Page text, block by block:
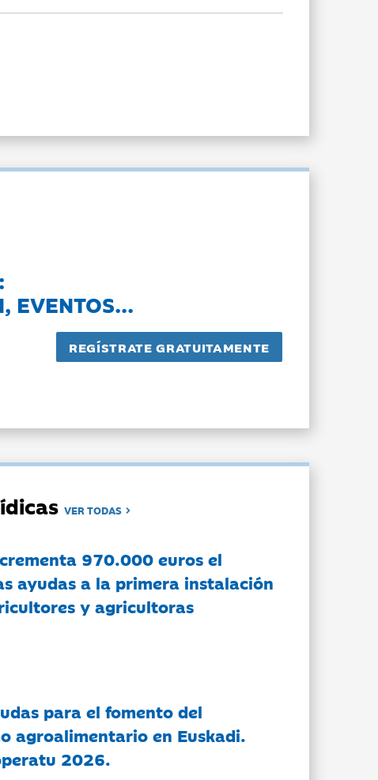
EVENTOS...
VER TODAS
970.000 euros el
ayudas a la primera instalación
y agricultoras
para el fomento del
agroalimentario en Euskadi.
2026.